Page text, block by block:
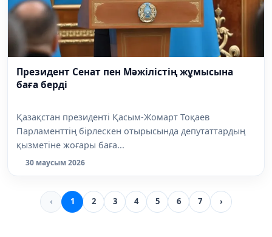
Президент Сенат пен Мәжілістің жұмысына
баға берді
Қазақстан президенті Қасым-Жомарт Тоқаев
Парламенттің бірлескен отырысында депутаттардың
қызметіне жоғары баға...
30 маусым 2026
‹ 1 2 3 4 5 6 7 ›